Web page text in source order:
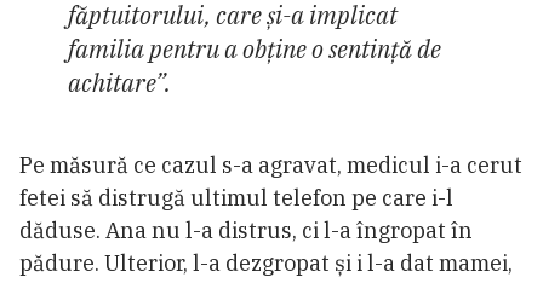
făptuitorului, care și-a implicat
familia pentru a obține o sentință de
achitare”.
Pe măsură ce cazul s-a agravat, medicul i-a cerut
fetei să distrugă ultimul telefon pe care i-l
dăduse. Ana nu l-a distrus, ci l-a îngropat în
pădure. Ulterior, l-a dezgropat și i l-a dat mamei,